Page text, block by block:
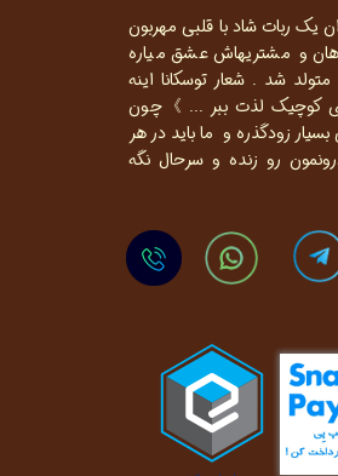
یک ربات شاد با قلبی مهربون
و مشتریهاش عشق میاره
در سال 1393 متولد شد . شعار توسکانا اینه
کوچیک لذت ببر ... 》چون
زودگذره و ما باید در هر
رو زنده و سرحال نگه